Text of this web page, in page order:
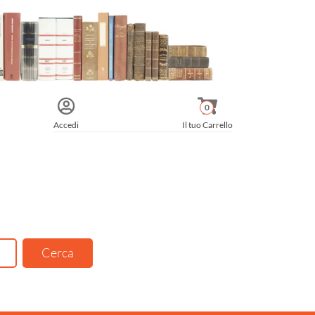
Accedi Il tuo Carrello
0